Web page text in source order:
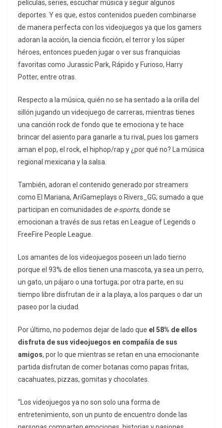
películas, series, escuchar música y seguir algunos
deportes. Y es que, estos contenidos pueden combinarse
de manera perfecta con los videojuegos ya que los gamers
adoran la acción, la ciencia ficción, el terror y los súper
héroes, entonces pueden jugar o ver sus franquicias
favoritas como Jurassic Park, Rápido y Furioso, Harry
Potter, entre otras.
Respecto a la música, quién no se ha sentado a la orilla del
sillón jugando un videojuego de carreras, mientras tienes
una canción rock de fondo que te emociona y te hace
brincar del asiento para ganarle a tu rival, pues los gamers
aman el pop, el rock, el hiphop/rap y ¿por qué no? La música
regional mexicana y la salsa.
También, adoran el contenido generado por streamers
como El Mariana, AriGameplays o Rivers_GG; sumado a que
participan en comunidades de e-sports, donde se
emocionan a través de sus retas en League of Legends o
FreeFire People League.
Los amantes de los videojuegos poseen un lado tierno
porque el 93% de ellos tienen una mascota, ya sea un perro,
un gato, un pájaro o una tortuga; por otra parte, en su
tiempo libre disfrutan de ir a la playa, a los parques o dar un
paseo por la ciudad.
Por último, no podemos dejar de lado que el 58% de ellos
disfruta de sus videojuegos en compañía de sus
amigos, por lo que mientras se retan en una emocionante
partida disfrutan de comer botanas como papas fritas,
cacahuates, pizzas, gomitas y chocolates.
“Los videojuegos ya no son solo una forma de
entretenimiento, son un punto de encuentro donde las